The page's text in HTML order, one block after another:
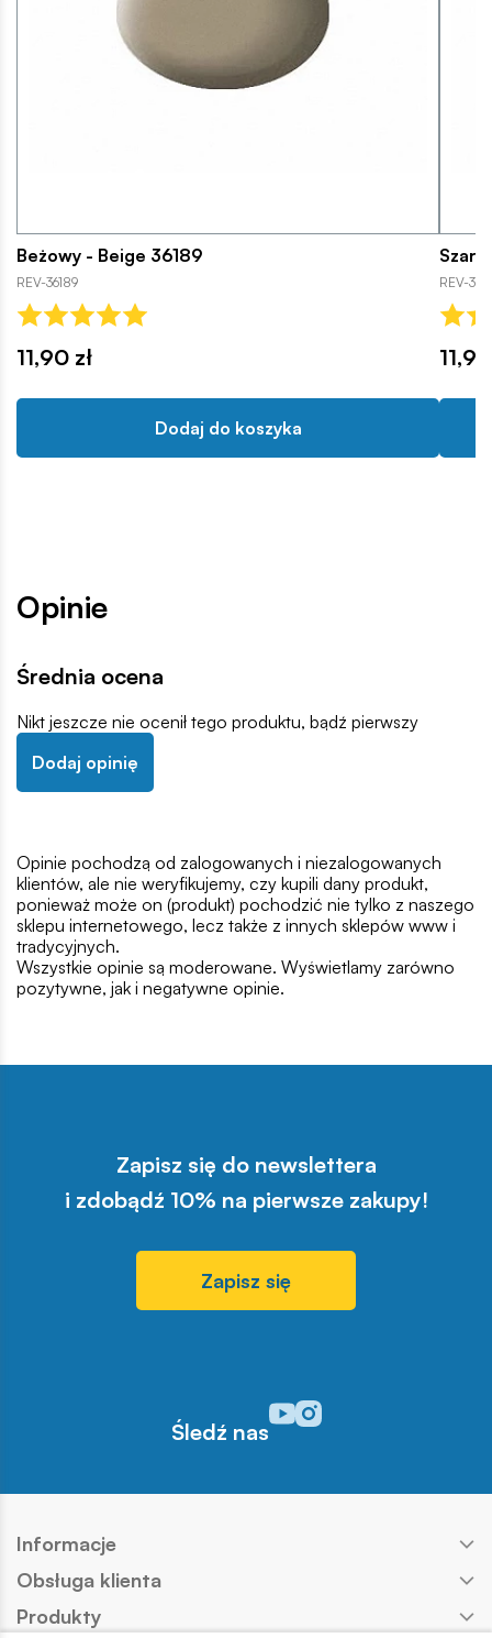
Beżowy - Beige 36189
REV-36189
11,90 zł
Dodaj do koszyka
REV-
Opinie
Średnia ocena
Nikt jeszcze nie ocenił tego produktu, bądź pierwszy
Dodaj opinię
Opinie pochodzą od zalogowanych i niezalogowanych
klientów, ale nie weryfikujemy, czy kupili dany produkt,
ponieważ może on (produkt) pochodzić nie tylko z naszego
sklepu internetowego, lecz także z innych sklepów www i
tradycyjnych.
Wszystkie opinie są moderowane. Wyświetlamy zarówno
pozytywne, jak i negatywne opinie.
Zapisz się do newslettera
i zdobądź 10% na pierwsze zakupy!
Zapisz się
Śledź nas
Odwiedź nasz profil w
Odwiedź nasz profil w
Informacje
Obsługa klienta
Produkty